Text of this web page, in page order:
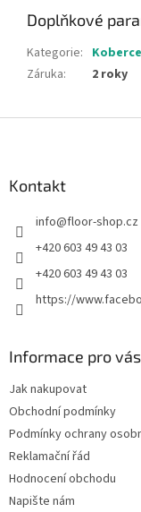
Doplňkové
Kategorie:
Záruka: 2 roky
Kontakt
info@floor-shop.cz
+420 603 49 43 03
+420 603 49 43 03
https://
Informace pro vás
Jak nakupovat
Obchodní podmínky
Podmínky ochrany
Reklamační řád
Hodnocení obchodu
Napište nám